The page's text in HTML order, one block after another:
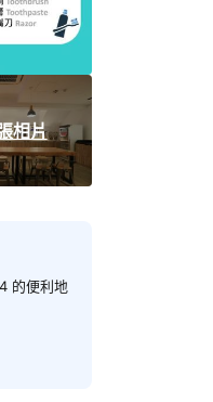
相片
的便利地